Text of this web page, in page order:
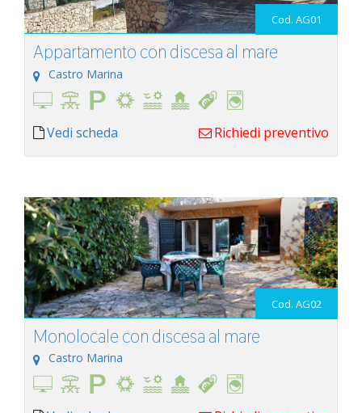
Cod. AG01
Appartamento con discesa al mare
Castro Marina
Vedi scheda Richiedi preventivo
Cod. AG02
Monolocale con discesa al mare
Castro Marina